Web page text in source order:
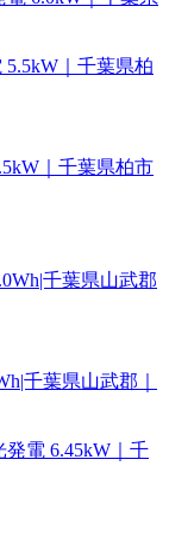
｜千葉県柏市
千葉県山武郡｜